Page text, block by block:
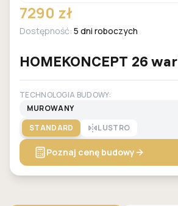
7290 zł
Dostępność: 5 dni roboczych
HOMEKONCEPT 26
TECHNOLOGIA BUDOWY:
MUROWANY
STANDARD
LUSTRO
Poznaj cenę budowy